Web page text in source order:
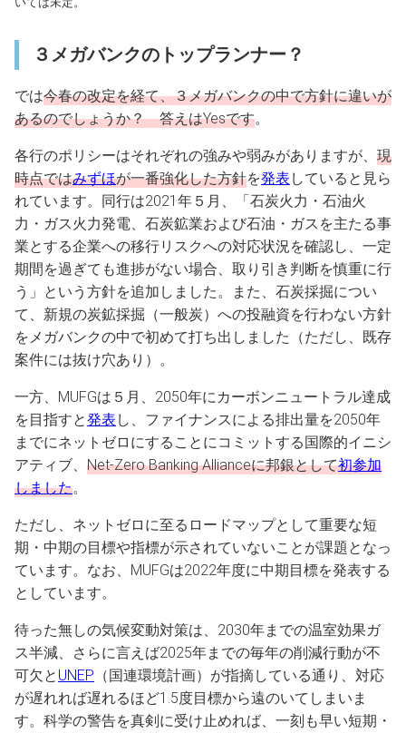
３メガバンクのトップランナー？
では今春の改定を経て、３メガバンクの中で方針に違いが
あるのでしょうか？ 答えはYesです。
各行のポリシーはそれぞれの強みや弱みがありますが、 現
時点ではみずほが一番強化した方針を発表 していると見ら
れています。同行は2021年５月、「石炭火力・石油火
力・ガス火力発電、石炭鉱業および石油・ガスを主たる事
業とする企業への移行リスクへの対応状況を確認し、一定
期間を過ぎても進捗がない場合、取り引き判断を慎重に行
う」という方針を追加しました。また、石炭採掘につい
て、新規の炭鉱採掘（一般炭）への投融資を行わない方針
をメガバンクの中で初めて打ち出しました（ただし、既存
案件には抜け穴あり）。
一方、MUFGは５月、2050年にカーボンニュートラル達成
を目指すと発表 し、ファイナンスによる排出量を2050年
までにネットゼロにすることにコミットする国際的イニシ
アティブ、 Net-Zero Banking Allianceに邦銀として初参加
しました。
ただし、ネットゼロに至るロードマップとして重要な短
期・中期の目標や指標が示されていないことが課題となっ
ています。なお、MUFGは2022年度に中期目標を発表する
としています。
待った無しの気候変動対策は、2030年までの温室効果ガ
ス半減、さらに言えば2025年までの毎年の削減行動が不
可欠と UNEP （国連環境計画）が指摘している通り、対応
が遅れれば遅れるほど1.5度目標から遠のいてしまいま
す。科学の警告を真剣に受け止めれば、一刻も早い短期・